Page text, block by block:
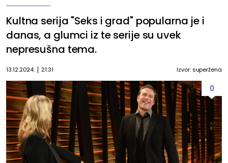
Kultna serija "Seks i grad" popularna je i
danas, a glumci iz te serije su uvek
nepresušna tema.
13.12.2024. 21:31 Izvor: superžena
0